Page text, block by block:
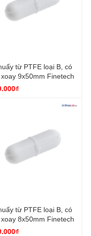
từ PTFE loại B, có
9x50mm Finetech
từ PTFE loại B, có
8x50mm Finetech